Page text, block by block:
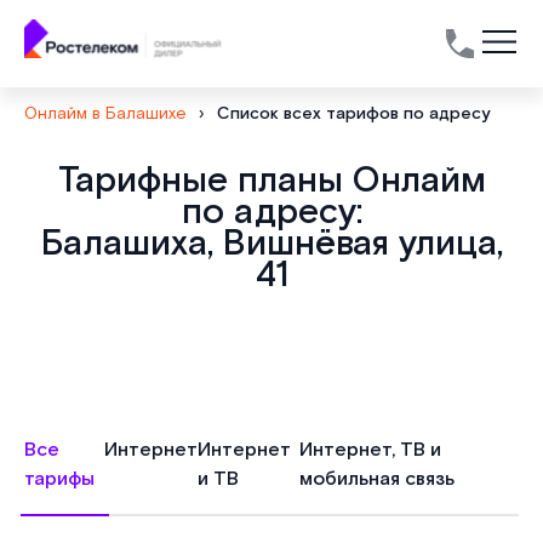
Онлайм в Балашихе › Список всех тарифов по адресу
Тарифные планы Онлайм
по адресу:
Балашиха, Вишнёвая улица,
41
Все
тарифы
ИнтернетИнтернет
и ТВ
Интернет, ТВ и
мобильная связь